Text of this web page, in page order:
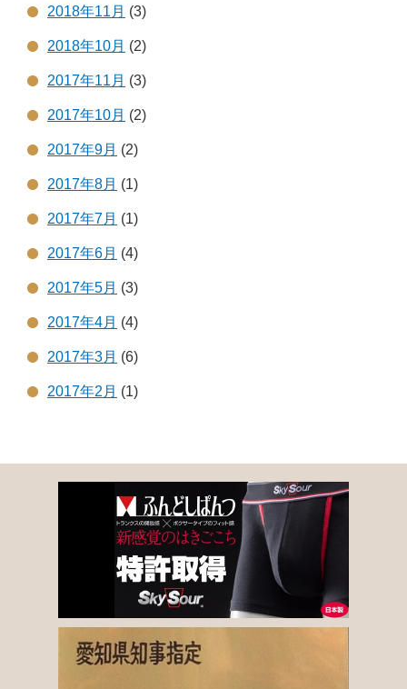
2018年11月 (3)
2018年10月 (2)
2017年11月 (3)
2017年10月 (2)
2017年9月 (2)
2017年8月 (1)
2017年7月 (1)
2017年6月 (4)
2017年5月 (3)
2017年4月 (4)
2017年3月 (6)
2017年2月 (1)